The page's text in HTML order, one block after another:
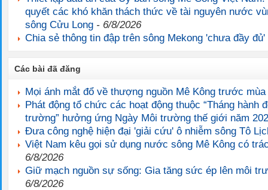
quyết các khó khăn thách thức về tài nguyên nước
sông Cửu Long - 6/8/2026
Chia sẻ thông tin đập trên sông Mekong 'chưa đầy đủ'
Các bài đã đăng
Mọi ánh mắt đổ về thượng nguồn Mê Kông trước
Phát động tổ chức các hoạt động thuộc “Tháng hành
trường” hưởng ứng Ngày Môi trường thế giới năm
Đưa công nghệ hiện đại 'giải cứu' ô nhiễm sông Tô
Việt Nam kêu gọi sử dụng nước sông Mê Kông có
6/8/2026
Giữ mạch nguồn sự sống: Gia tăng sức ép lên môi
6/8/2026